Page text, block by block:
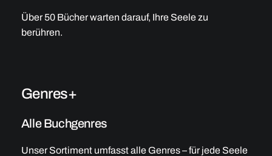
Über 50 Bücher warten darauf, Ihre Seele zu
berühren.
Genres+
Alle Buchgenres
Unser Sortiment umfasst alle Genres – für jede Seele